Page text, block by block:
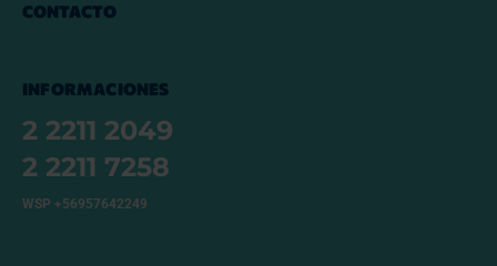
CONTACTO
INFORMACIONES
2 2211 2049
2 2211 7258
WSP +56957642249